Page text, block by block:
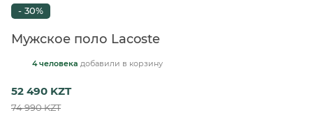
- 30%
Мужское поло Lacoste
4 человека добавили в корзину
52 490 KZT
74 990 KZT